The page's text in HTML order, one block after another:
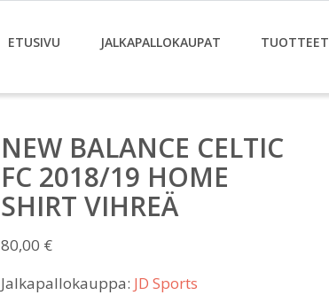
ETUSIVU JALKAPALLOKAUPAT TUOTTEET
NEW BALANCE CELTIC
FC 2018/19 HOME
SHIRT VIHREÄ
80,00 €
Jalkapallokauppa: JD Sports